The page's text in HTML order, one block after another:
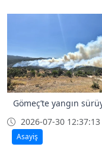
Gömeç’te yangın
2026-07-30 12:37:13
Asayiş